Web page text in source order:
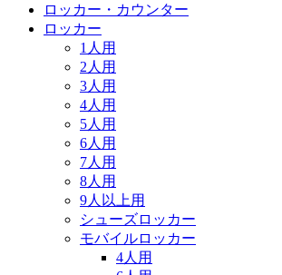
ロッカー・カウンター
ロッカー
1人用
2人用
3人用
4人用
5人用
6人用
7人用
8人用
9人以上用
シューズロッカー
モバイルロッカー
4人用